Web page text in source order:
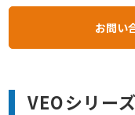
お問い
VEOシリー